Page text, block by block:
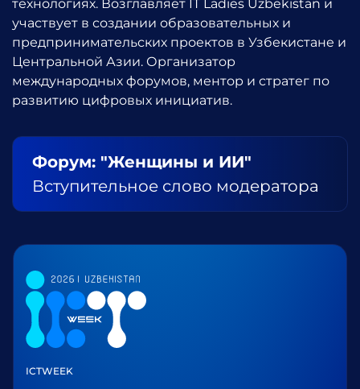
технологиях. Возглавляет IT Ladies Uzbekistan и
участвует в создании образовательных и
предпринимательских проектов в Узбекистане и
Центральной Азии. Организатор
международных форумов, ментор и стратег по
развитию цифровых инициатив.
Форум: "Женщины и ИИ"
Вступительное слово модератора
ICTWEEK